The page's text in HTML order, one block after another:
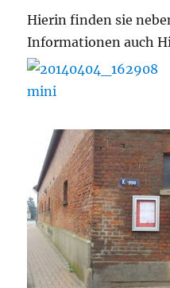
Hierin finden sie
Informationen auch